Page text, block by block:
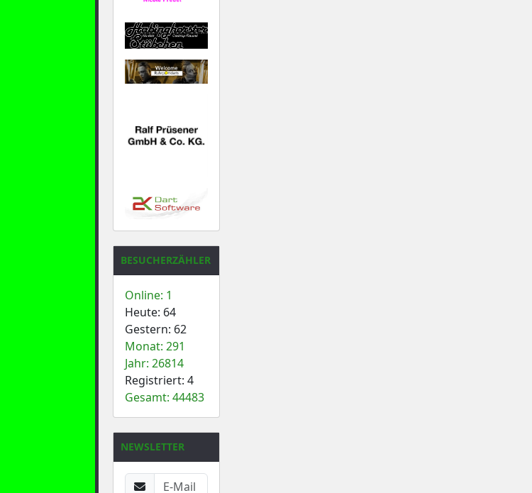
BESUCHERZÄHLER
Online: 1
Heute: 64
Gestern: 62
Monat: 291
Jahr: 26814
Registriert: 4
Gesamt: 44483
NEWSLETTER